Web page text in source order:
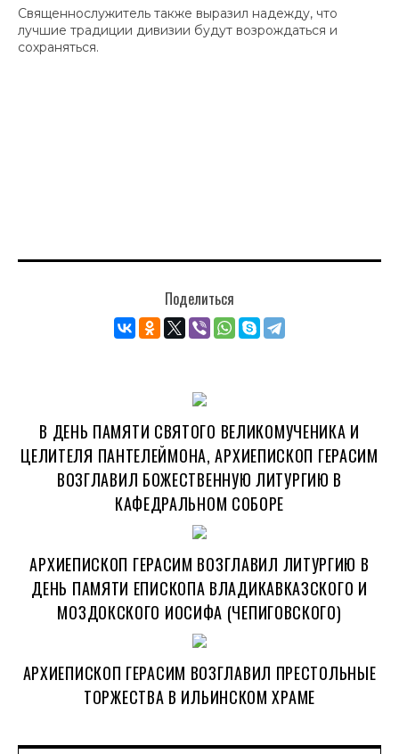
Священнослужитель также выразил надежду, что
лучшие традиции дивизии будут возрождаться и
сохраняться.
Поделиться
В ДЕНЬ ПАМЯТИ СВЯТОГО ВЕЛИКОМУЧЕНИКА И
ЦЕЛИТЕЛЯ ПАНТЕЛЕЙМОНА, АРХИЕПИСКОП ГЕРАСИМ
ВОЗГЛАВИЛ БОЖЕСТВЕННУЮ ЛИТУРГИЮ В
КАФЕДРАЛЬНОМ СОБОРЕ
АРХИЕПИСКОП ГЕРАСИМ ВОЗГЛАВИЛ ЛИТУРГИЮ В
ДЕНЬ ПАМЯТИ ЕПИСКОПА ВЛАДИКАВКАЗСКОГО И
МОЗДОКСКОГО ИОСИФА (ЧЕПИГОВСКОГО)
АРХИЕПИСКОП ГЕРАСИМ ВОЗГЛАВИЛ ПРЕСТОЛЬНЫЕ
ТОРЖЕСТВА В ИЛЬИНСКОМ ХРАМЕ